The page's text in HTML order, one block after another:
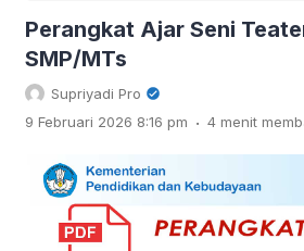
Perangkat Ajar Seni
SMP/MTs
Supriyadi Pro
9 Februari 2026 8:16 pm . 4 menit